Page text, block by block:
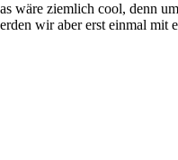
ziemlich cool, denn
wir aber erst einmal mit